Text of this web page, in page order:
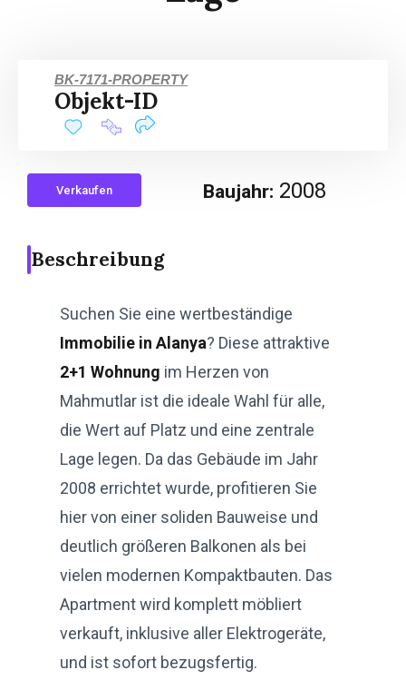
Objekt-ID
BK-7171-PROPERTY
Verkaufen Baujahr: 2008
Beschreibung
Suchen Sie eine wertbeständige
Immobilie in Alanya? Diese attraktive
2+1 Wohnung im Herzen von
Mahmutlar ist die ideale Wahl für alle,
die Wert auf Platz und eine zentrale
Lage legen. Da das Gebäude im Jahr
2008 errichtet wurde, profitieren Sie
hier von einer soliden Bauweise und
deutlich größeren Balkonen als bei
vielen modernen Kompaktbauten. Das
Apartment wird komplett möbliert
verkauft, inklusive aller Elektrogeräte,
und ist sofort bezugsfertig.